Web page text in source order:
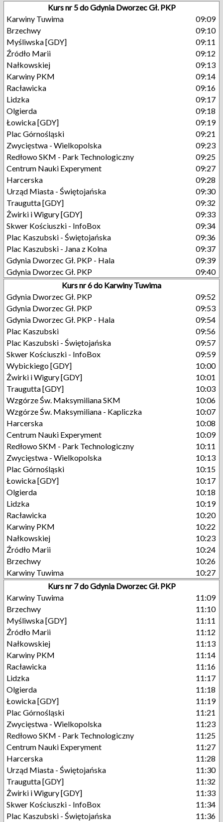
Kurs nr 5 do Gdynia Dworzec Gł. PKP
Karwiny Tuwima
09:09
Brzechwy
09:10
Myśliwska [GDY]
09:11
Źródło Marii
09:12
Nałkowskiej
09:13
Karwiny PKM
09:14
Racławicka
09:16
Lidzka
09:17
Olgierda
09:18
Łowicka [GDY]
09:19
Plac Górnośląski
09:21
Zwycięstwa - Wielkopolska
09:23
Redłowo SKM - Park Technologiczny
09:25
Centrum Nauki Experyment
09:27
Harcerska
09:28
Urząd Miasta - Świętojańska
09:30
Traugutta [GDY]
09:32
Żwirki i Wigury [GDY]
09:33
Skwer Kościuszki - InfoBox
09:34
Plac Kaszubski - Świętojańska
09:36
Plac Kaszubski - Jana z Kolna
09:37
Gdynia Dworzec Gł. PKP - Hala
09:39
Gdynia Dworzec Gł. PKP
09:40
Kurs nr 6 do Karwiny Tuwima
Gdynia Dworzec Gł. PKP
09:52
Gdynia Dworzec Gł. PKP
09:53
Gdynia Dworzec Gł. PKP - Hala
09:54
Plac Kaszubski
09:56
Plac Kaszubski - Świętojańska
09:57
Skwer Kościuszki - InfoBox
09:59
Wybickiego [GDY]
10:00
Żwirki i Wigury [GDY]
10:01
Traugutta [GDY]
10:03
Wzgórze Św. Maksymiliana SKM
10:06
Wzgórze Św. Maksymiliana - Kapliczka
10:07
Harcerska
10:08
Centrum Nauki Experyment
10:09
Redłowo SKM - Park Technologiczny
10:11
Zwycięstwa - Wielkopolska
10:13
Plac Górnośląski
10:15
Łowicka [GDY]
10:17
Olgierda
10:18
Lidzka
10:19
Racławicka
10:20
Karwiny PKM
10:22
Nałkowskiej
10:23
Źródło Marii
10:24
Brzechwy
10:26
Karwiny Tuwima
10:27
Kurs nr 7 do Gdynia Dworzec Gł. PKP
Karwiny Tuwima
11:09
Brzechwy
11:10
Myśliwska [GDY]
11:11
Źródło Marii
11:12
Nałkowskiej
11:13
Karwiny PKM
11:14
Racławicka
11:16
Lidzka
11:17
Olgierda
11:18
Łowicka [GDY]
11:19
Plac Górnośląski
11:21
Zwycięstwa - Wielkopolska
11:23
Redłowo SKM - Park Technologiczny
11:25
Centrum Nauki Experyment
11:27
Harcerska
11:28
Urząd Miasta - Świętojańska
11:30
Traugutta [GDY]
11:32
Żwirki i Wigury [GDY]
11:33
Skwer Kościuszki - InfoBox
11:34
Plac Kaszubski - Świętojańska
11:36